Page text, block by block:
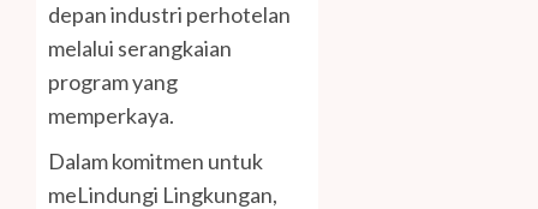
depan industri perhotelan
melalui serangkaian
program yang
memperkaya.
Dalam komitmen untuk
meLindungi Lingkungan,